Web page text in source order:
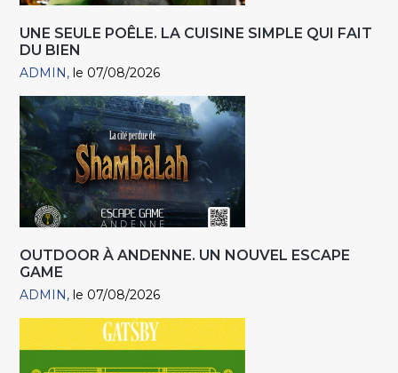
UNE SEULE POÊLE. LA CUISINE SIMPLE QUI FAIT
DU BIEN
ADMIN le 07/08/2026
OUTDOOR À ANDENNE. UN NOUVEL ESCAPE
GAME
ADMIN le 07/08/2026